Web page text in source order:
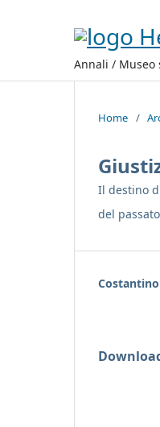
Annali /
Home /
Il destino
del